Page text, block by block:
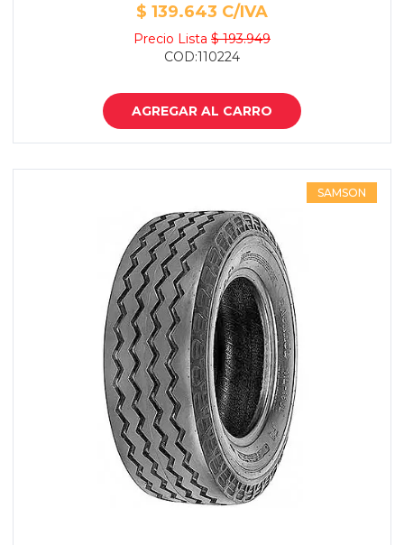
$ 139.643 C/IVA
Precio Lista $ 193.949
COD:110224
AGREGAR AL CARRO
SAMSON